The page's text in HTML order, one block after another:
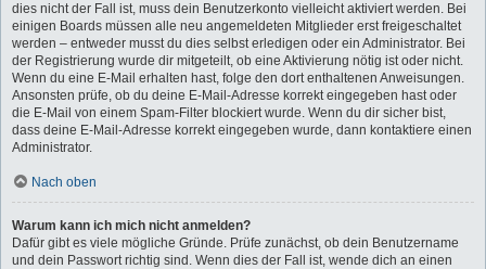
dies nicht der Fall ist, muss dein Benutzerkonto vielleicht aktiviert werden. Bei
einigen Boards müssen alle neu angemeldeten Mitglieder erst freigeschaltet
werden – entweder musst du dies selbst erledigen oder ein Administrator. Bei
der Registrierung wurde dir mitgeteilt, ob eine Aktivierung nötig ist oder nicht.
Wenn du eine E-Mail erhalten hast, folge den dort enthaltenen Anweisungen.
Ansonsten prüfe, ob du deine E-Mail-Adresse korrekt eingegeben hast oder
die E-Mail von einem Spam-Filter blockiert wurde. Wenn du dir sicher bist,
dass deine E-Mail-Adresse korrekt eingegeben wurde, dann kontaktiere einen
Administrator.
Nach oben
Warum kann ich mich nicht anmelden?
Dafür gibt es viele mögliche Gründe. Prüfe zunächst, ob dein Benutzername
und dein Passwort richtig sind. Wenn dies der Fall ist, wende dich an einen